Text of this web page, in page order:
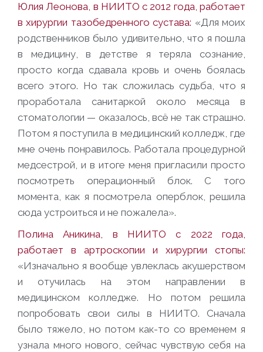
Юлия Леонова, в НИИТО с 2012 года, работает
в хирургии тазобедренного сустава: «Для моих
родственников было удивительно, что я пошла
в медицину, в детстве я теряла сознание,
просто когда сдавала кровь и очень боялась
всего этого. Но так сложилась судьба, что я
проработала санитаркой около месяца в
стоматологии — оказалось, всё не так страшно.
Потом я поступила в медицинский колледж, где
мне очень понравилось. Работала процедурной
медсестрой, и в итоге меня пригласили просто
посмотреть операционный блок. С того
момента, как я посмотрела оперблок, решила
сюда устроиться и не пожалела».
Полина Аникина, в НИИТО с 2022 года,
работает в артроскопии и хирургии стопы:
«Изначально я вообще увлеклась акушерством
и отучилась на этом направлении в
медицинском колледже. Но потом решила
попробовать свои силы в НИИТО. Сначала
было тяжело, но потом как-то со временем я
узнала много нового, сейчас чувствую себя на